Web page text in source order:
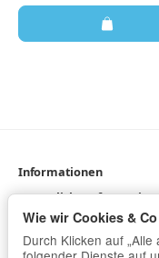
Informationen
Gesetzliche
Newsletter
Wie wir Cookies &
Durch Klicken auf